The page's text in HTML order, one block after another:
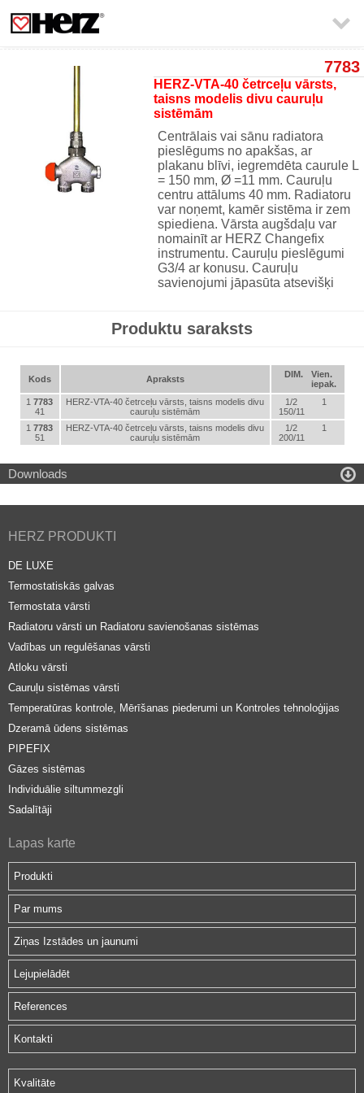

7783
HERZ-VTA-40 četrceļu vārsts,
taisns modelis divu cauruļu
sistēmām
Centrālais vai sānu radiatora
pieslēgums no apakšas, ar
plakanu blīvi, iegremdēta caurule L
= 150 mm, Ø =11 mm. Cauruļu
centru attālums 40 mm. Radiatoru
var noņemt, kamēr sistēma ir zem
spiediena. Vārsta augšdaļu var
nomainīt ar HERZ Changefix
instrumentu. Cauruļu pieslēgumi
G3/4 ar konusu. Cauruļu
savienojumi jāpasūta atsevišķi
Produktu saraksts
Kods Apraksts DIM.
Vien.
iepak.
1 7783
41
HERZ-VTA-40 četrceļu vārsts, taisns modelis divu
cauruļu sistēmām
1/2
150/11
1
1 7783
51
HERZ-VTA-40 četrceļu vārsts, taisns modelis divu
cauruļu sistēmām
1/2
200/11
1
Downloads 
HERZ PRODUKTI
DE LUXE
Termostatiskās galvas
Termostata vārsti
Radiatoru vārsti un Radiatoru savienošanas sistēmas
Vadības un regulēšanas vārsti
Atloku vārsti
Cauruļu sistēmas vārsti
Temperatūras kontrole, Mērīšanas piederumi un Kontroles tehnoloģijas
Dzeramā ūdens sistēmas
PIPEFIX
Gāzes sistēmas
Individuālie siltummezgli
Sadalītāji
Lapas karte
Produkti
Par mums
Ziņas Izstādes un jaunumi
Lejupielādēt
References
Kontakti
Kvalitāte